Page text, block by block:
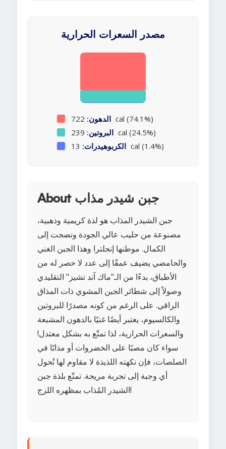
مصدر السعرات الحرارية
الدهون: 722 cal (74.1%)
البروتين: 239 cal (24.5%)
الكربوهيدرات: 13 cal (1.4%)
About جبن شيدر مذاب
جبن الشيدر المذاب هو لذة كريمية وذهبية،
مصنوعة من حليب عالي الجودة ونضجت إلى
الكمال. موطنها إنجلترا وهذا الجبن الغني
والحامضي يضيف عمقًا إلى عدد لا حصر له من
الأطباق، بدءًا من الـ"ماك آند تشيز" التقليدي
وصولاً إلى شطائر الجبن المشوي ذات المذاق
الراقي. على الرغم من كونه مصدرًا للبروتين
والكالسيوم، يعتبر أيضًا غنيًا بالدهون المشبعة
والسعرات الحرارية، لذا تمتّع به بشكل معتدل!
سواء كان مصبًا على الخضروات أو مذابًا في
الصلصات، فإن نكهته اللذيذة لا مقاوم لها تُحول
أي وجبة إلى تجربة مريحة. تمتّع بلذة جبن
الشيدر المُذاب بمظهره اللزج!